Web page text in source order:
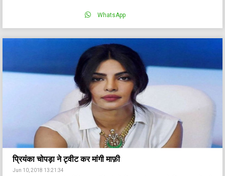
WhatsApp
प्रियंका चोपड़ा ने ट्वीट कर मांगी माफ़ी
Jun 10, 2018 13:21:34